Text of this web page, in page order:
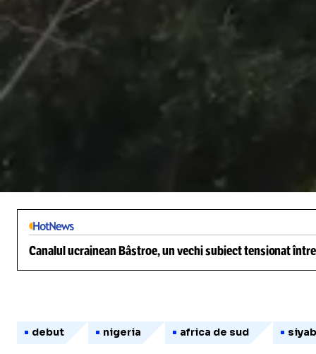
Canalul ucrainean Bâstroe, un vechi subiect tensionat
debut nigeria africa de sud